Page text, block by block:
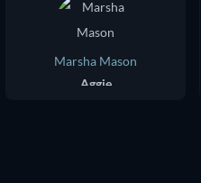
Marsha Mason
Aggie